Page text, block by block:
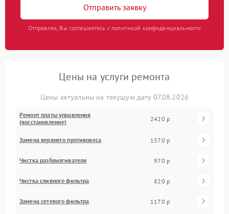
Отправить заявку
Отправляя, Вы соглашаетесь с политикой конфиденциальности
Цены на услуги ремонта
Цены актуальны на текущую дату 07.08.2026
Ремонт платы управления
(восстановление)
2420 р
Замена верхнего противовеса 1570 р
Чистка разбрызгивателя 970 р
Чистка сливного фильтра 820 р
Замена сетевого фильтра 1170 р